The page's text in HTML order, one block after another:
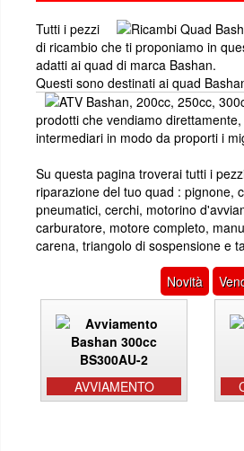
Tutti i pezzi
di ricambio che ti proponiamo in
adatti ai quad di marca Bashan.
Questi sono destinati ai quad
prodotti che vendiamo
intermediari in modo da proporti i
Su questa pagina troverai tutti i
riparazione del tuo quad : pignone,
pneumatici, cerchi, motorino
carburatore, motore completo,
carena, triangolo di sospensione e
Novità
AVVIAMENTO